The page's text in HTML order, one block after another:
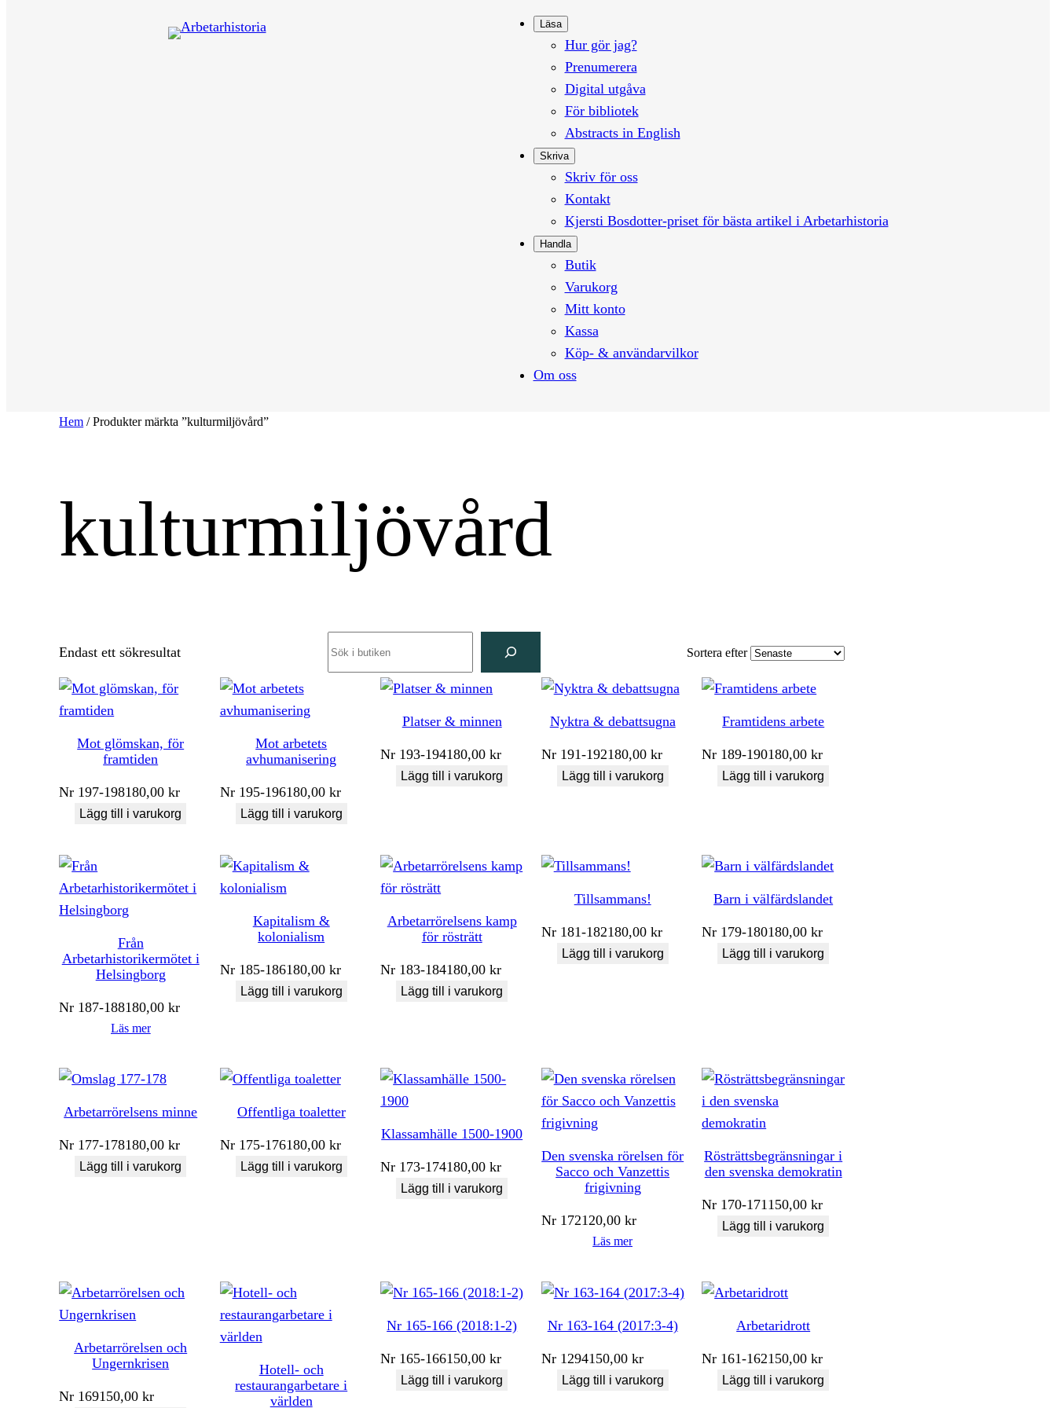
Läsa
Hur gör jag?
Prenumerera
Digital utgåva
För bibliotek
Abstracts in English
Skriva
Skriv för oss
Kontakt
Kjersti Bosdotter-priset för bästa artikel i Arbetarhistoria
Handla
Butik
Varukorg
Mitt konto
Kassa
Köp- & användarvilkor
Om oss
Hem / Produkter märkta ”kulturmiljövård”
kulturmiljövård
Endast ett sökresultat Sortera efter
Mot glömskan, för
framtiden
Nr 197-198180,00kr
Lägg till i varukorg
Mot arbetets
avhumanisering
Nr 195-196180,00 kr
Lägg till i varukorg
Platser & minnen
Nr 193-194180,00kr
Lägg till i varukorg
Nyktra & debattsugna
Nr 191-192180,00 kr
Lägg till i varukorg
Framtidens arbete
Nr 189-190180,00kr
Lägg till i varukorg
Från
Arbetarhistorikermötet i
Helsingborg
Nr 187-188180,00kr
Läs mer
Kapitalism &
kolonialism
Nr 185-186180,00 kr
Lägg till i varukorg
Arbetarrörelsens kamp
för rösträtt
Nr 183-184180,00kr
Lägg till i varukorg
Tillsammans!
Nr 181-182180,00 kr
Lägg till i varukorg
Barn i välfärdslandet
Nr 179-180180,00kr
Lägg till i varukorg
Arbetarrörelsens minne
Nr 177-178180,00kr
Lägg till i varukorg
Offentliga toaletter
Nr 175-176180,00 kr
Lägg till i varukorg
Klassamhälle 1500-1900
Nr 173-174180,00kr
Lägg till i varukorg
Den svenska rörelsen för
Sacco och Vanzettis
frigivning
Nr 172120,00 kr
Läs mer
Rösträttsbegränsningar i
den svenska demokratin
Nr 170-171150,00kr
Lägg till i varukorg
Arbetarrörelsen och
Ungernkrisen
Nr 169150,00kr
Hotell- och
restaurangarbetare i
världen
Nr 165-166 (2018:1-2)
Nr 165-166150,00kr
Lägg till i varukorg
Nr 163-164 (2017:3-4)
Nr 1294150,00 kr
Lägg till i varukorg
Arbetaridrott
Nr 161-162150,00kr
Lägg till i varukorg